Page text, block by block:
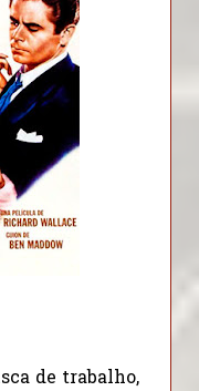
de trabalho,